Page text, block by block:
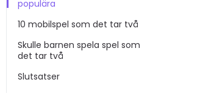
populära
10 mobilspel som det tar två
Skulle barnen spela spel som
det tar två
Slutsatser